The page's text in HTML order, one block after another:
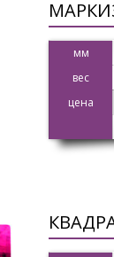
мм
вес
цена